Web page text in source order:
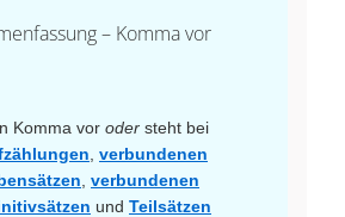
– Komma vor
Komma vor oder steht bei
verbundenen
verbundenen
und Teilsätzen